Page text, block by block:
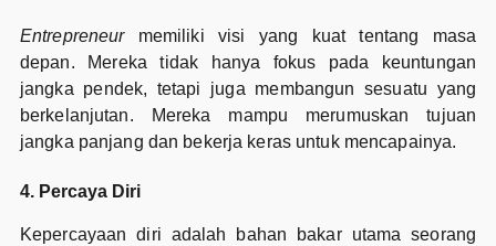
Entrepreneur memiliki visi yang kuat tentang masa
depan. Mereka tidak hanya fokus pada keuntungan
jangka pendek, tetapi juga membangun sesuatu yang
berkelanjutan. Mereka mampu merumuskan tujuan
jangka panjang dan bekerja keras untuk mencapainya.
4. Percaya Diri
Kepercayaan diri adalah bahan bakar utama seorang